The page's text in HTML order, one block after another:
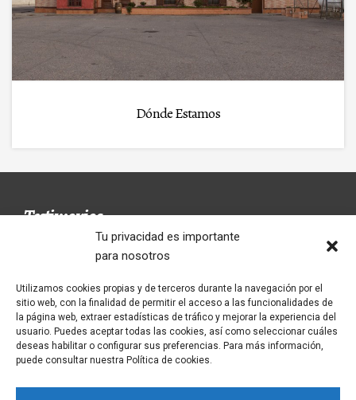
Tu privacidad es importante
para nosotros
Utilizamos cookies propias y de terceros durante la navegación por el
sitio web, con la finalidad de permitir el acceso a las funcionalidades de
la página web, extraer estadísticas de tráfico y mejorar la experiencia del
usuario. Puedes aceptar todas las cookies, así como seleccionar cuáles
deseas habilitar o configurar sus preferencias. Para más información,
puede consultar nuestra Política de cookies.
Dónde Estamos
Testimonios
El Restaurante Tío Genaro ofrece unos
almuerzos inolvidables. Repetirás, seguro.
ALMUERZOS EXCELENTES